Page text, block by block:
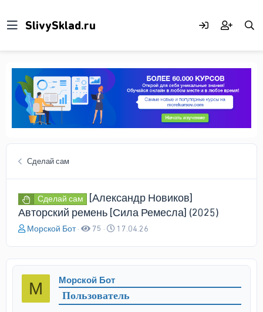
Сделай сам
Сделай сам
[Александр Новиков]
Авторский ремень [Сила Ремесла] (2025)
А
о
р
е
Морской Бот 75
Д
а
ч
а
17.04.26
М Морской Бот
Пользователь